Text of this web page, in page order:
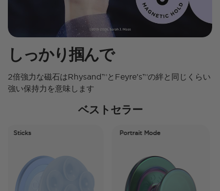
しっかり掴んで
2倍強力な磁石はRhysand™とFeyre’s™の絆と同じくらい
強い保持力を意味します
ベストセラー
Sticks Portrait Mode